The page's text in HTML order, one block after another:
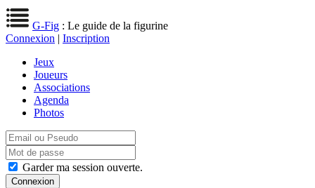
G-Fig : Le guide de la figurine
Connexion | Inscription
Jeux
Joueurs
Associations
Agenda
Photos
Garder ma session ouverte.